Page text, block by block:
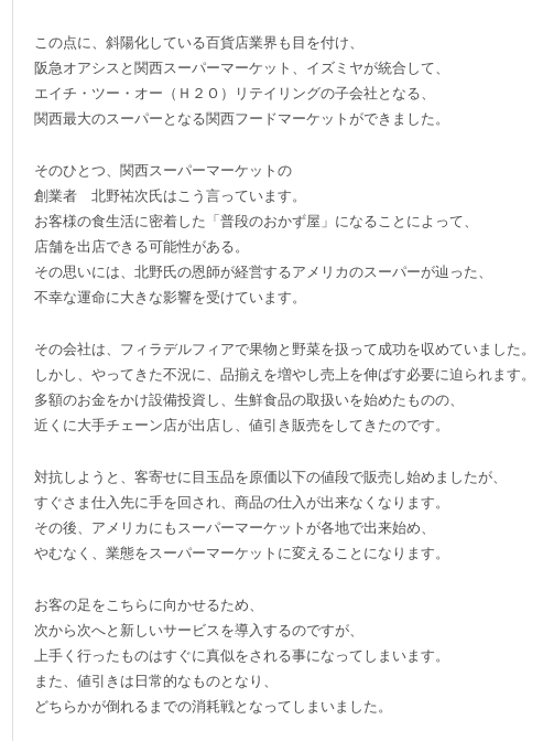
この点に、斜陽化している百貨店業界も目を付け、
阪急オアシスと関西スーパーマーケット、イズミヤが統合して、
エイチ・ツー・オー（Ｈ２Ｏ）リテイリングの子会社となる、
関西最大のスーパーとなる関西フードマーケットができました。
そのひとつ、関西スーパーマーケットの
創業者 北野祐次氏はこう言っています。
お客様の食生活に密着した「普段のおかず屋」になることによって、
店舗を出店できる可能性がある。
その思いには、北野氏の恩師が経営するアメリカのスーパーが辿った、
不幸な運命に大きな影響を受けています。
その会社は、フィラデルフィアで果物と野菜を扱って成功を収めていました。
しかし、やってきた不況に、品揃えを増やし売上を伸ばす必要に迫られます。
多額のお金をかけ設備投資し、生鮮食品の取扱いを始めたものの、
近くに大手チェーン店が出店し、値引き販売をしてきたのです。
対抗しようと、客寄せに目玉品を原価以下の値段で販売し始めましたが、
すぐさま仕入先に手を回され、商品の仕入が出来なくなります。
その後、アメリカにもスーパーマーケットが各地で出来始め、
やむなく、業態をスーパーマーケットに変えることになります。
お客の足をこちらに向かせるため、
次から次へと新しいサービスを導入するのですが、
上手く行ったものはすぐに真似をされる事になってしまいます。
また、値引きは日常的なものとなり、
どちらかが倒れるまでの消耗戦となってしまいました。